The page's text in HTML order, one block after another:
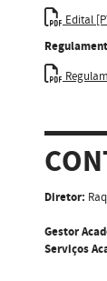
Edital
Diretor:
Gestor
Serviços